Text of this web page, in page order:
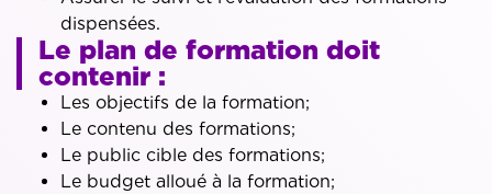
dispensées.
Le plan de formation doit
contenir :
Les objectifs de la formation;
Le contenu des formations;
Le public cible des formations;
Le budget alloué à la formation;